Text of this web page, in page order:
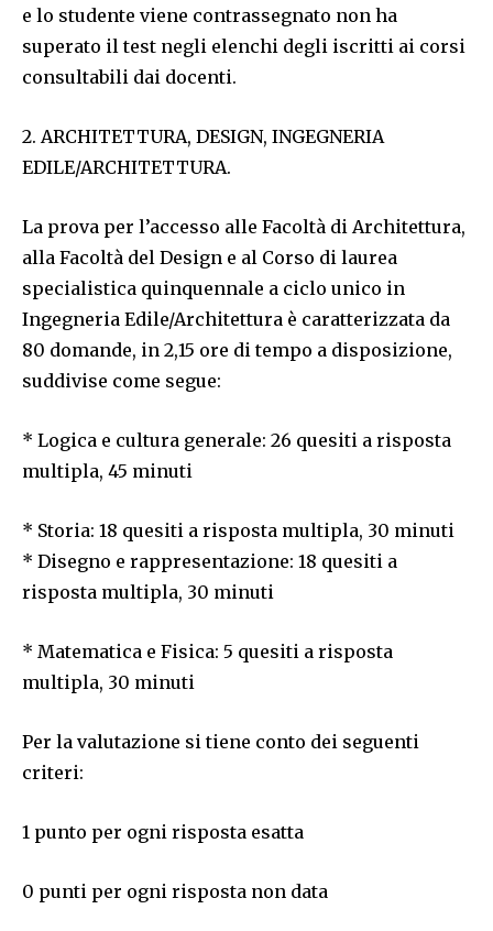
e lo studente viene contrassegnato non ha
superato il test negli elenchi degli iscritti ai corsi
consultabili dai docenti.
2. ARCHITETTURA, DESIGN, INGEGNERIA
EDILE/ARCHITETTURA.
La prova per l’accesso alle Facoltà di Architettura,
alla Facoltà del Design e al Corso di laurea
specialistica quinquennale a ciclo unico in
Ingegneria Edile/Architettura è caratterizzata da
80 domande, in 2,15 ore di tempo a disposizione,
suddivise come segue:
* Logica e cultura generale: 26 quesiti a risposta
multipla, 45 minuti
* Storia: 18 quesiti a risposta multipla, 30 minuti
* Disegno e rappresentazione: 18 quesiti a
risposta multipla, 30 minuti
* Matematica e Fisica: 5 quesiti a risposta
multipla, 30 minuti
Per la valutazione si tiene conto dei seguenti
criteri:
1 punto per ogni risposta esatta
0 punti per ogni risposta non data